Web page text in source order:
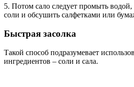
5. Потом сало следует промыть
соли и обсушить салфетками или
Быстрая засолка
Такой способ подразумевает
ингредиентов – соли и сала.